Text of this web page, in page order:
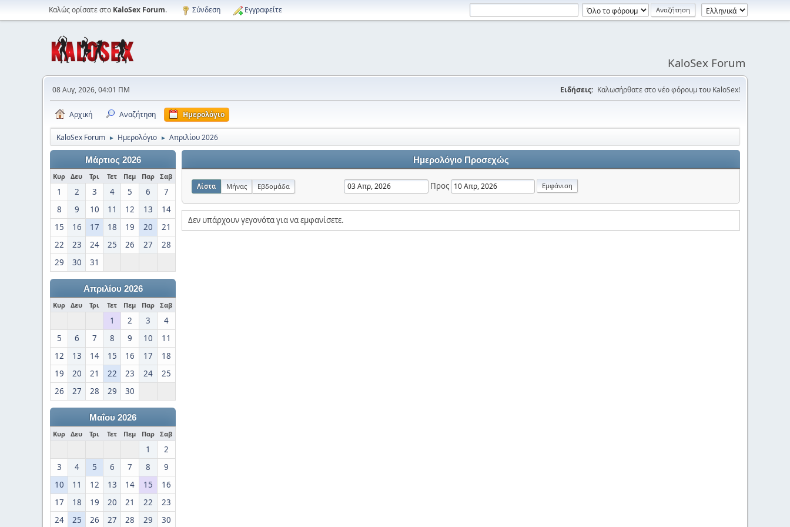
Καλώς ορίσατε στο KaloSex Forum. Σύνδεση Εγγραφείτε
KaloSex Forum
08 Αυγ, 2026, 04:01 ΠΜ Ειδήσεις: Καλωσήρθατε στο νέο φόρουμ του KaloSex!
Αρχική Αναζήτηση Ημερολόγιο
KaloSex Forum ► Ημερολόγιο ► Απριλίου 2026
Μάρτιος 2026
Κυρ Δευ Τρι Τετ Πεμ Παρ Σαβ
1 2 3 4 5 6
7
8
9 10 11 12 13
14
15
16 17 18 19 20
21
22
23 24 25 26 27
28
29
30 31
Απριλίου 2026
Κυρ Δευ Τρι Τετ Πεμ Παρ Σαβ
1 2 3
4
5
6 7 8 9 10
11
12
13 14 15 16 17
18
19
20 21 22 23 24
25
26
27 28 29 30
Μαΐου 2026
Κυρ Δευ Τρι Τετ Πεμ Παρ Σαβ
1
2
3
4 5 6 7 8
9
10
11 12 13 14 15
16
17
18 19 20 21 22
23
24
25 26 27 28 29 30
Ημερολόγιο Προσεχώς
Λίστα Μήνας Εβδομάδα Προς
Δεν υπάρχουν γεγονότα για να εμφανίσετε.